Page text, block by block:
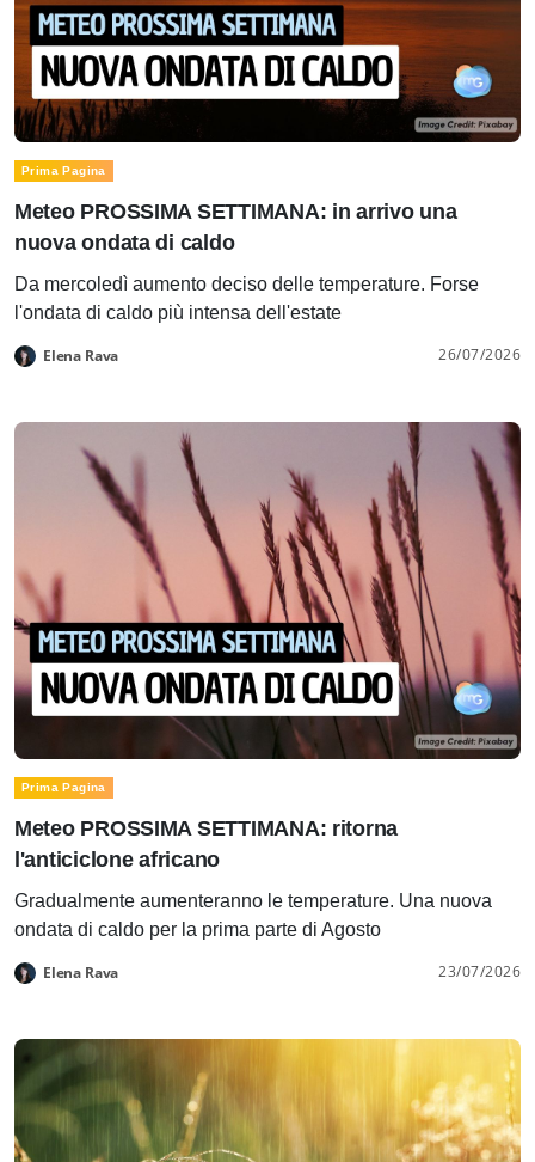
Prima Pagina
Meteo PROSSIMA SETTIMANA: in arrivo una
nuova ondata di caldo
Da mercoledì aumento deciso delle temperature. Forse
l'ondata di caldo più intensa dell'estate
Elena Rava 26/07/2026
Prima Pagina
Meteo PROSSIMA SETTIMANA: ritorna
l'anticiclone africano
Gradualmente aumenteranno le temperature. Una nuova
ondata di caldo per la prima parte di Agosto
Elena Rava 23/07/2026